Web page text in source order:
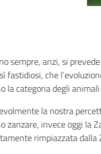
sempre, anzi, si
che
categoria degli
la nostra
invece oggi la
rimpiazzata dalla